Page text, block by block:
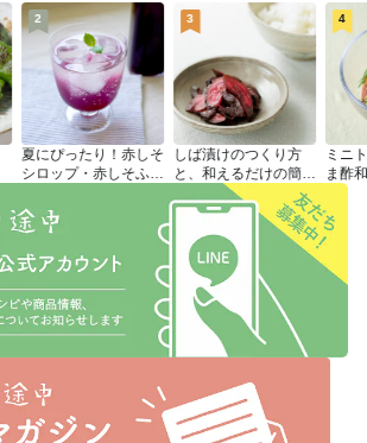
2
夏にぴったり！赤しそ
シロップ・赤しそふり
3
しば漬けのつくり方
と、和えるだけの簡単
アレンジレシピ
4
ミニ
ま酢